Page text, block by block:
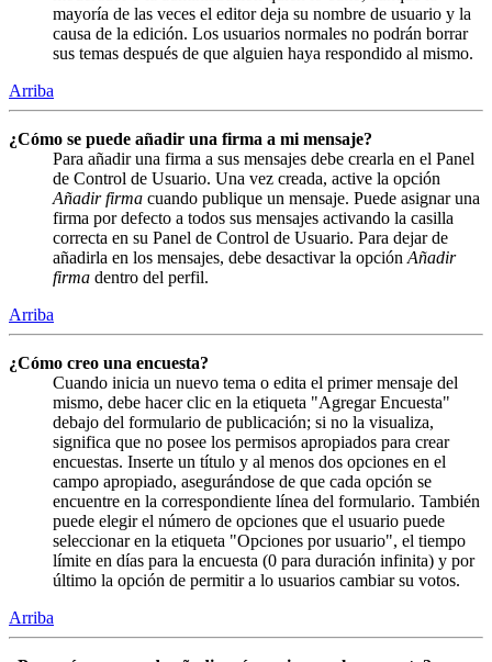
mayoría de las veces el editor deja su nombre de usuario y la
causa de la edición. Los usuarios normales no podrán borrar
sus temas después de que alguien haya respondido al mismo.
Arriba
¿Cómo se puede añadir una firma a mi mensaje?
Para añadir una firma a sus mensajes debe crearla en el Panel
de Control de Usuario. Una vez creada, active la opción
Añadir firma cuando publique un mensaje. Puede asignar una
firma por defecto a todos sus mensajes activando la casilla
correcta en su Panel de Control de Usuario. Para dejar de
añadirla en los mensajes, debe desactivar la opción Añadir
firma dentro del perfil.
Arriba
¿Cómo creo una encuesta?
Cuando inicia un nuevo tema o edita el primer mensaje del
mismo, debe hacer clic en la etiqueta "Agregar Encuesta"
debajo del formulario de publicación; si no la visualiza,
significa que no posee los permisos apropiados para crear
encuestas. Inserte un título y al menos dos opciones en el
campo apropiado, asegurándose de que cada opción se
encuentre en la correspondiente línea del formulario. También
puede elegir el número de opciones que el usuario puede
seleccionar en la etiqueta "Opciones por usuario", el tiempo
límite en días para la encuesta (0 para duración infinita) y por
último la opción de permitir a lo usuarios cambiar su votos.
Arriba